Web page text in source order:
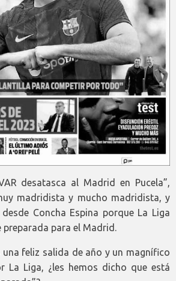
desatasca al Madrid en Pucela”,
madridista y mucho madridista, y
Concha Espina porque La Liga
para el Madrid.
una feliz salida de año y un magnífico
La Liga, ¿les hemos dicho que está